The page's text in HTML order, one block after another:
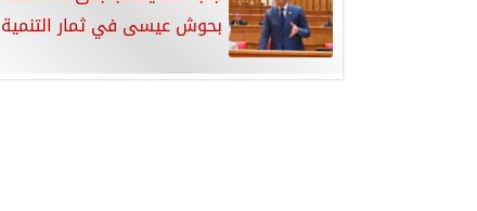
بحوش عيسى في ثمار التنمية